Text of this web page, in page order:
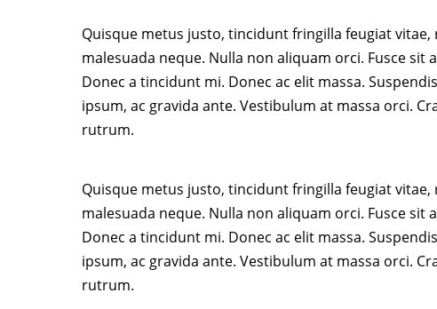
Quisque metus justo, tincidunt fringilla feugiat
malesuada neque. Nulla non aliquam orci. Fusce
Donec a tincidunt mi. Donec ac elit massa.
ipsum, ac gravida ante. Vestibulum at massa orci.
rutrum.
Quisque metus justo, tincidunt fringilla feugiat
malesuada neque. Nulla non aliquam orci. Fusce
Donec a tincidunt mi. Donec ac elit massa.
ipsum, ac gravida ante. Vestibulum at massa orci.
rutrum.